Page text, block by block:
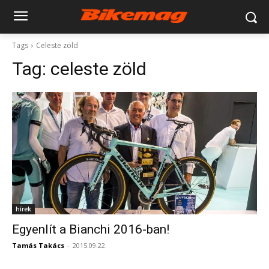
Tags Celeste zöld
Tag: celeste zöld
hírek
Egyenlít a Bianchi 2016-ban!
Tamás Takács - 2015.09.22.